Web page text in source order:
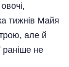
тижнів Майя
але й
раніше не